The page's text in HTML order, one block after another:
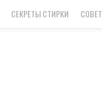
СЕКРЕТЫ СТИРКИ